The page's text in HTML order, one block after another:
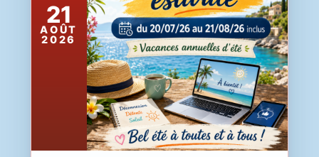
21
AOÛT
2026